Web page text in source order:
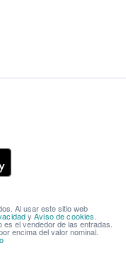
Al usar este sitio web
yAviso de cookies.
el vendedor de las entradas.
encima del valor nominal.